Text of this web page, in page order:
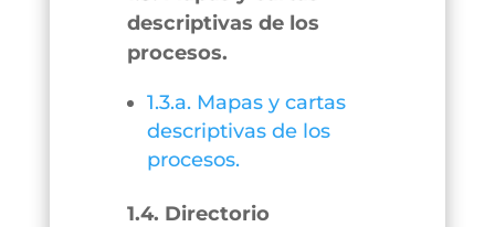
descriptivas de los
procesos.
1.3.a. Mapas y cartas
descriptivas de los
procesos.
1.4. Directorio